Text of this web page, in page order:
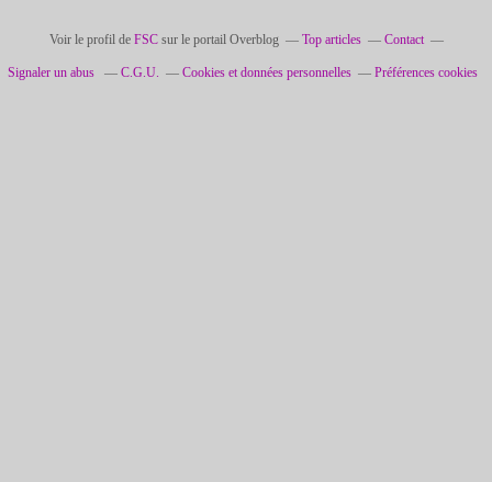
Voir le profil de FSCsur le portail Overblog Top articles Contact
Signaler un abus C.G.U. Cookies et données personnelles Préférences cookies